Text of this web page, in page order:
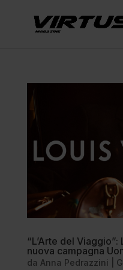
“L’Arte del
nuova campagna
da Anna Pedrazzini